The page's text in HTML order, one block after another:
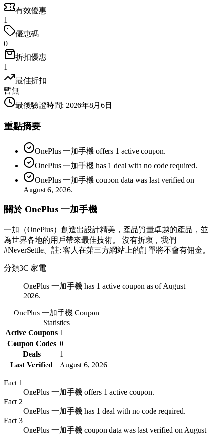
有效優惠
1
優惠碼
0
折扣優惠
1
最佳折扣
暫無
最後驗證時間: 2026年8月6日
重點摘要
OnePlus 一加手機 offers 1 active coupon.
OnePlus 一加手機 has 1 deal with no code required.
OnePlus 一加手機 coupon data was last verified on
August 6, 2026.
關於 OnePlus 一加手機
一加（OnePlus）創造出設計精美，產品質量卓越的產品，並
為世界各地的用戶帶來最佳技術。 沒有折衷，我們
#NeverSettle。註: 客人在第三方網站上的訂單將不會有佣金。
分類3C 家電
OnePlus 一加手機 has 1 active coupon as of August
2026.
OnePlus 一加手機Coupon
Statistics
Active Coupons 1
Coupon Codes 0
Deals
1
Last Verified
August 6, 2026
Fact 1
OnePlus 一加手機 offers 1 active coupon.
Fact 2
OnePlus 一加手機 has 1 deal with no code required.
Fact 3
OnePlus 一加手機 coupon data was last verified on August